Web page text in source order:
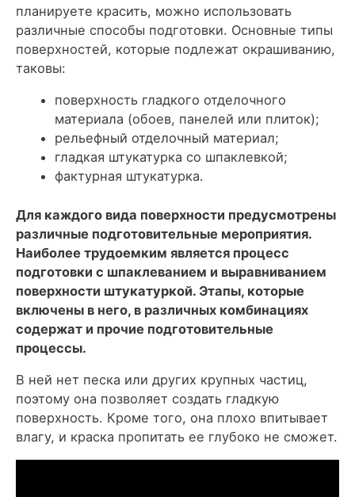
планируете красить, можно использовать
различные способы подготовки. Основные типы
поверхностей, которые подлежат окрашиванию,
таковы:
поверхность гладкого отделочного
материала (обоев, панелей или плиток);
рельефный отделочный материал;
гладкая штукатурка со шпаклевкой;
фактурная штукатурка.
Для каждого вида поверхности предусмотрены
различные подготовительные мероприятия.
Наиболее трудоемким является процесс
подготовки с шпаклеванием и выравниванием
поверхности штукатуркой. Этапы, которые
включены в него, в различных комбинациях
содержат и прочие подготовительные
процессы.
В ней нет песка или других крупных частиц,
поэтому она позволяет создать гладкую
поверхность. Кроме того, она плохо впитывает
влагу, и краска пропитать ее глубоко не сможет.